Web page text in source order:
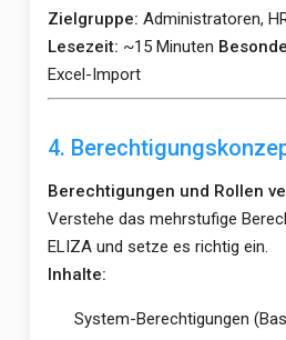
Zielgruppe: Administratoren,
Lesezeit: ~15 Minuten
Excel-Import
4.
Berechtigungen und Rollen
Verstehe das mehrstufige
ELIZA und setze es richtig ein.
Inhalte:
System-Berechtigungen